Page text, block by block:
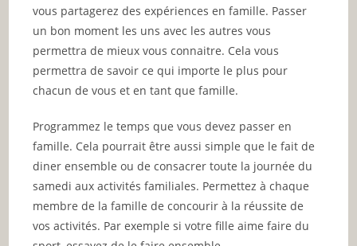
vous partagerez des expériences en famille. Passer
un bon moment les uns avec les autres vous
permettra de mieux vous connaitre. Cela vous
permettra de savoir ce qui importe le plus pour
chacun de vous et en tant que famille.
Programmez le temps que vous devez passer en
famille. Cela pourrait être aussi simple que le fait de
diner ensemble ou de consacrer toute la journée du
samedi aux activités familiales. Permettez à chaque
membre de la famille de concourir à la réussite de
vos activités. Par exemple si votre fille aime faire du